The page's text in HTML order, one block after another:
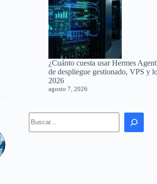
¿Cuánto cuesta usar Hermes
de despliegue gestionado, VPS y
2026
agosto 7, 2026